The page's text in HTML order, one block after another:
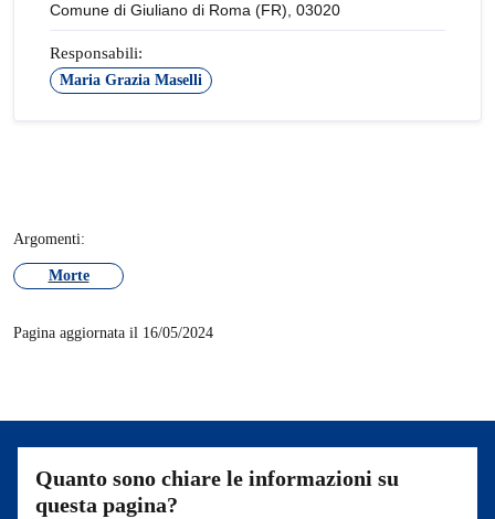
Comune di Giuliano di Roma (FR), 03020
Responsabili:
Maria Grazia Maselli
Argomenti:
Morte
Pagina aggiornata il 16/05/2024
Quanto sono chiare le informazioni su
questa pagina?